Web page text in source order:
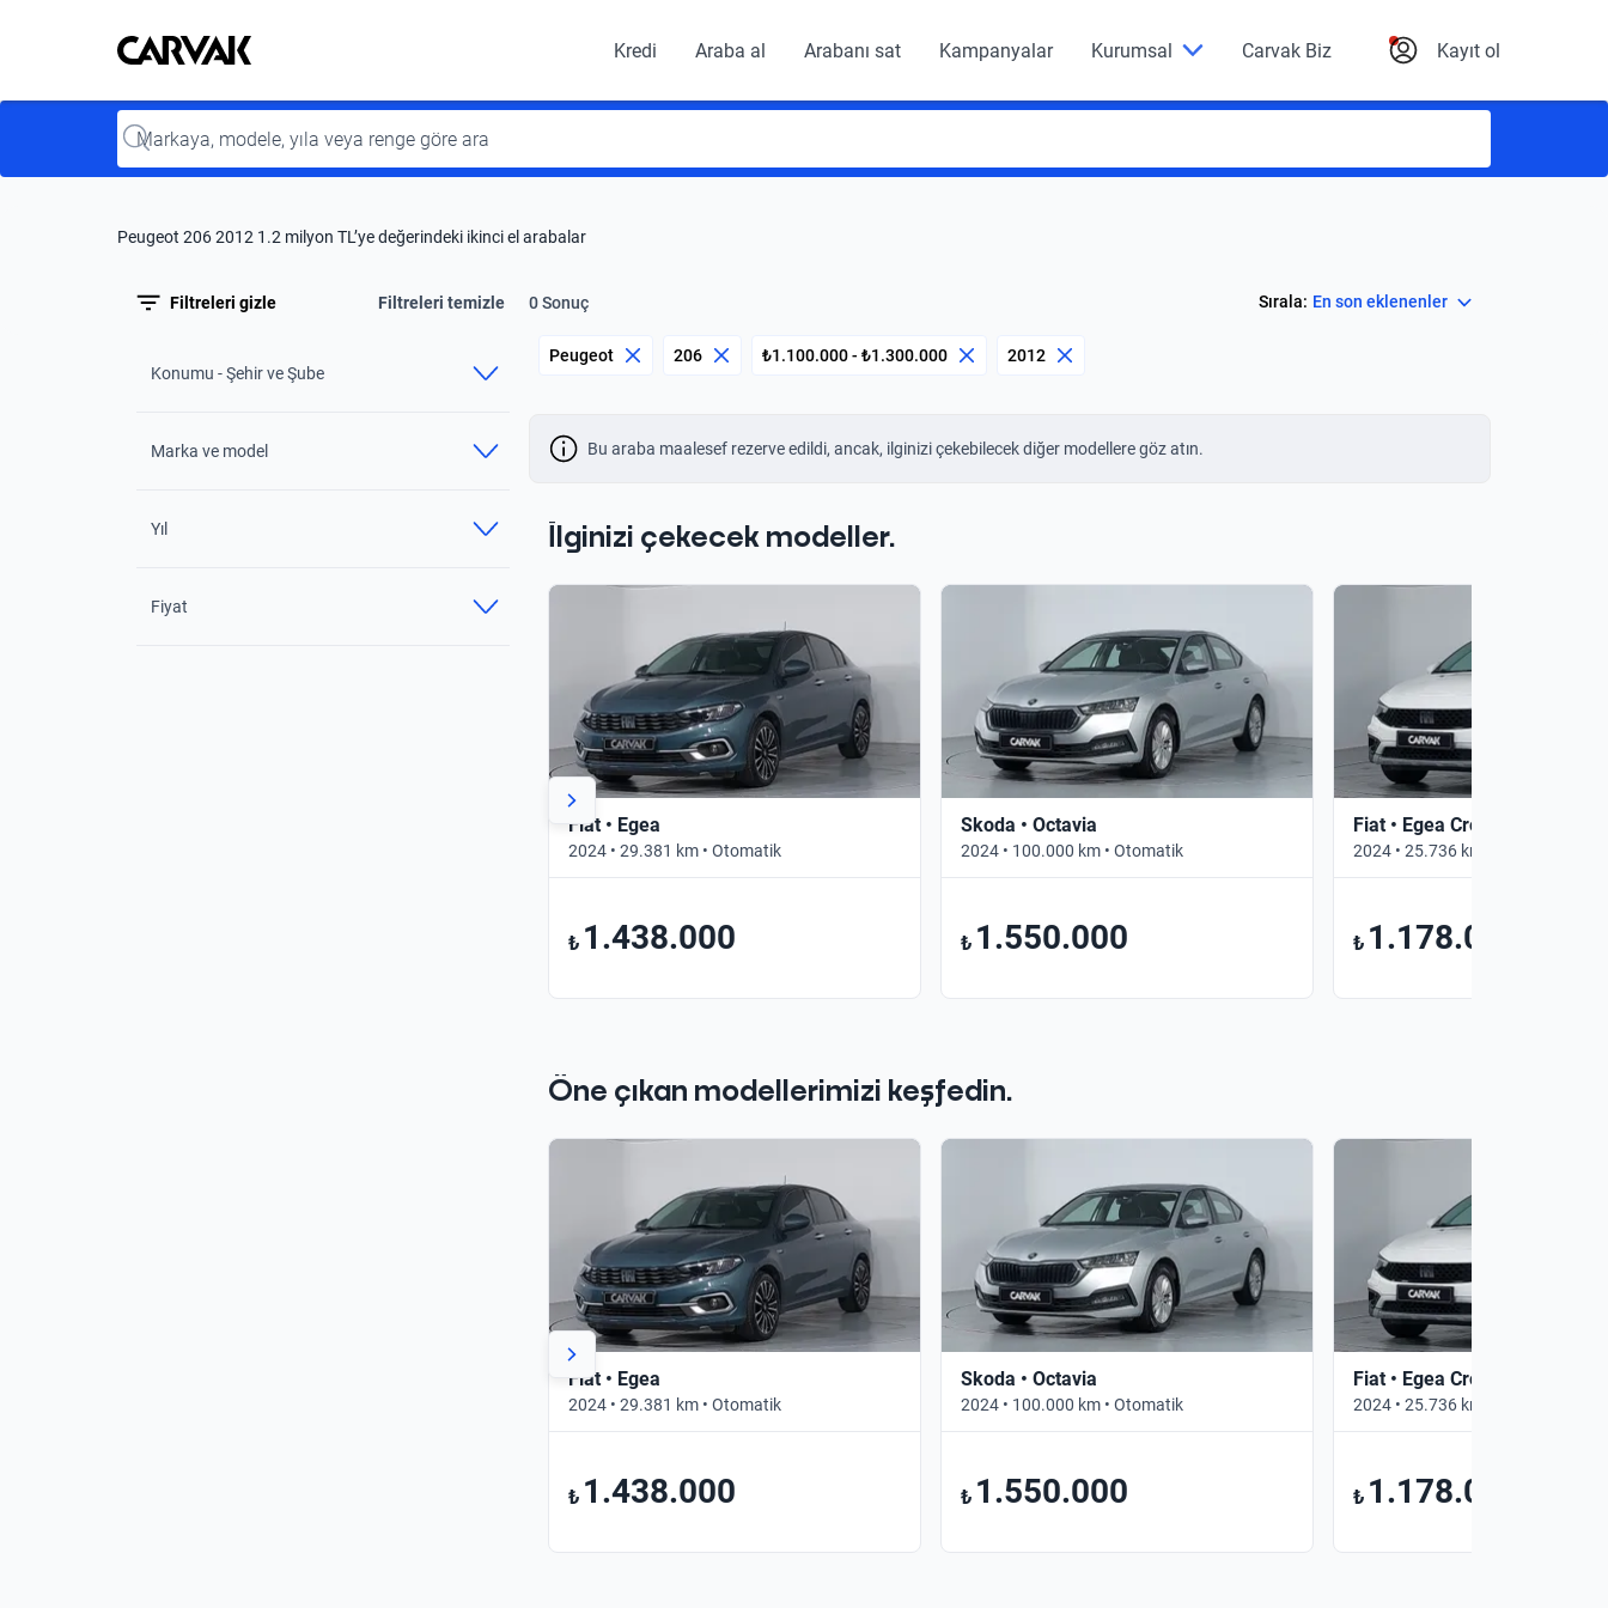
Kavak
Kavak Kredi Araba al Arabanı sat Kampanyalar Kurumsal Carvak Biz Kayıt ol
Input
Peugeot 206 2012 1.2 milyon TL’ye değerindeki ikinci el arabalar
Filtreleri gizle Filtreleri temizle 0 Sonuç Sırala: En son eklenenler
Konumu - Şehir ve Şube
Marka ve model
Yıl
Fiyat
Peugeot 206 ₺1.100.000 - ₺1.300.000 2012
Bu araba maalesef rezerve edildi, ancak, ilginizi çekebilecek diğer modellere göz atın.
İlginizi çekecek modeller.
Fiat • Egea
2024 • 29.381 km • Otomatik
₺ 1.438.000
Skoda • Octavia
2024 • 100.000 km • Otomatik
₺ 1.550.000
Fiat • Egea Cross
2024 • 25.736 km • Manuel
₺ 1.178.000
Öne çıkan modellerimizi keşfedin.
Fiat • Egea
2024 • 29.381 km • Otomatik
₺ 1.438.000
Skoda • Octavia
2024 • 100.000 km • Otomatik
₺ 1.550.000
Fiat • Egea Cross
2024 • 25.736 km • Manuel
₺ 1.178.000